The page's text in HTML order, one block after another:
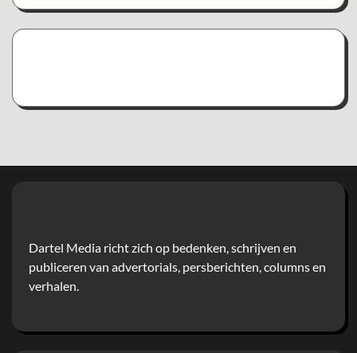
Dartel Media richt zich op bedenken, schrijven en
publiceren van advertorials, persberichten, columns en
verhalen.